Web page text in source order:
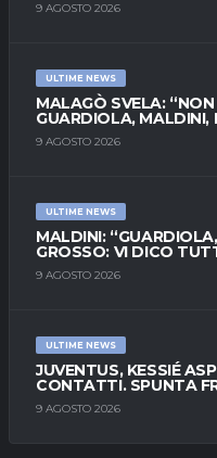
9 AGOSTO 2026
ULTIME NEWS
MALAGÒ SVELA:
GUARDIOLA, MALDINI,
9 AGOSTO 2026
ULTIME NEWS
MALDINI:
GROSSO: VI DICO
9 AGOSTO 2026
ULTIME NEWS
JUVENTUS, KESSIÉ
CONTATTI. SPUNTA
9 AGOSTO 2026